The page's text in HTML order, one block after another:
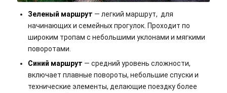
Зеленый маршрут — легкий маршрут, для
начинающих и семейных прогулок. Проходит по
широким тропам с небольшими уклонами и мягкими
поворотами.
Синий маршрут — средний уровень сложности,
включает плавные повороты, небольшие спуски и
технические элементы, делающие поездку более